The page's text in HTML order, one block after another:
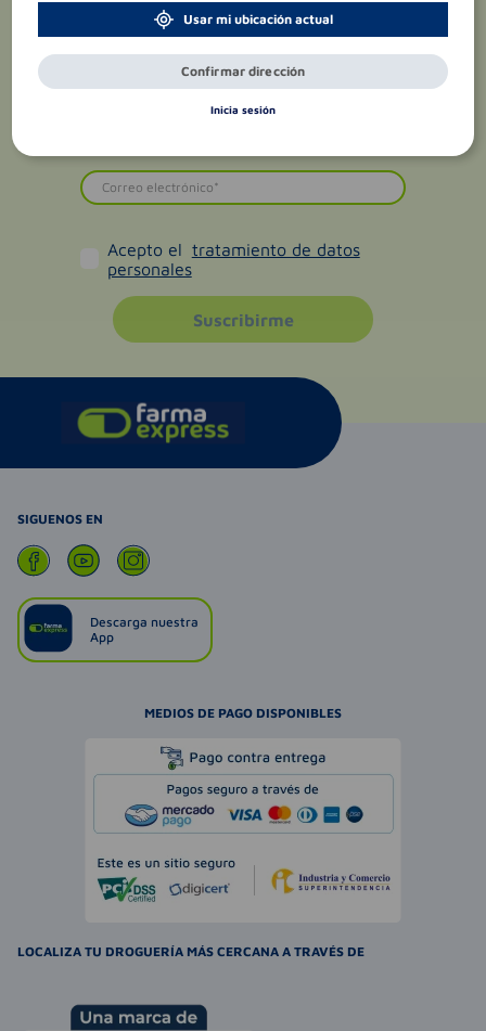
Acepto el tratamiento de datos
personales
Suscribirme
SIGUENOS EN
Descarga nuestra
App
MEDIOS DE PAGO DISPONIBLES
LOCALIZA TU DROGUERÍA MÁS CERCANA A TRAVÉS DE
Usar mi ubicación actual
Confirmar dirección
Inicia sesión